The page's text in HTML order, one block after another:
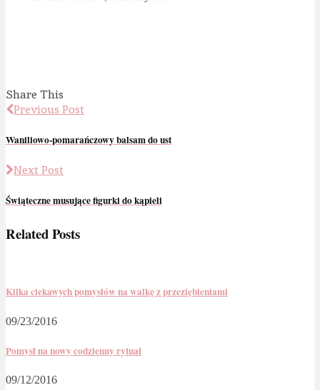
Share This
Previous Post
Waniliowo-pomarańczowy balsam do ust
Next Post
Świąteczne musujące figurki do kąpieli
Related Posts
Kilka ciekawych pomysłów na walkę z przeziębieniami
09/23/2016
Pomysł na nowy codzienny rytuał
09/12/2016